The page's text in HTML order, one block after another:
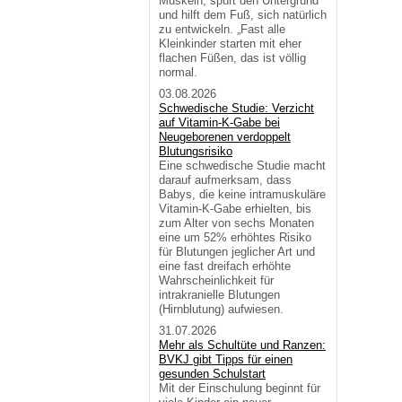
und hilft dem Fuß, sich natürlich
zu entwickeln. „Fast alle
Kleinkinder starten mit eher
flachen Füßen, das ist völlig
normal.
03.08.2026
Schwedische Studie: Verzicht
auf Vitamin-K-Gabe bei
Neugeborenen verdoppelt
Blutungsrisiko
Eine schwedische Studie macht
darauf aufmerksam, dass
Babys, die keine intramuskuläre
Vitamin-K-Gabe erhielten, bis
zum Alter von sechs Monaten
eine um 52% erhöhtes Risiko
für Blutungen jeglicher Art und
eine fast dreifach erhöhte
Wahrscheinlichkeit für
intrakranielle Blutungen
(Hirnblutung) aufwiesen.
31.07.2026
Mehr als Schultüte und Ranzen:
BVKJ gibt Tipps für einen
gesunden Schulstart
Mit der Einschulung beginnt für